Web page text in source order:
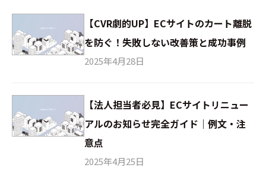
【CVR劇的UP】ECサイトのカート離脱
を防ぐ！失敗しない改善策と成功事例
2025年4月28日
【法人担当者必見】ECサイトリニュー
アルのお知らせ完全ガイド｜例文・注
意点
2025年4月25日